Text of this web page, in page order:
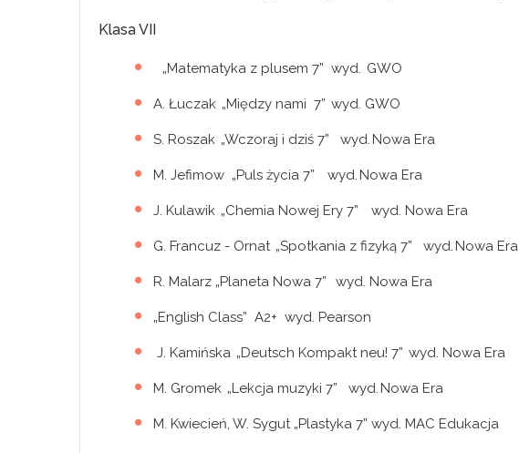
Klasa VII
„Matematyka z plusem 7” wyd. GWO
A. Łuczak „Między nami 7” wyd. GWO
S. Roszak „Wczoraj i dziś 7” wyd. Nowa Era
M. Jefimow „Puls życia 7” wyd. Nowa Era
J. Kulawik „Chemia Nowej Ery 7” wyd. Nowa Era
G. Francuz - Ornat „Spotkania z fizyką 7” wyd. Nowa Era
R. Malarz „Planeta Nowa 7” wyd. Nowa Era
„English Class” A2+ wyd. Pearson
J. Kamińska „Deutsch Kompakt neu! 7” wyd. Nowa Era
M. Gromek „Lekcja muzyki 7” wyd. Nowa Era
M. Kwiecień, W. Sygut „Plastyka 7” wyd. MAC Edukacja